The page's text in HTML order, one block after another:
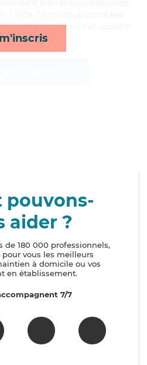
compagnie/loisirs et rappels*
pouvons-
aider ?
de 180 000 professionnels,
pour vous les meilleurs
à domicile ou vos
en établissement.
7/7